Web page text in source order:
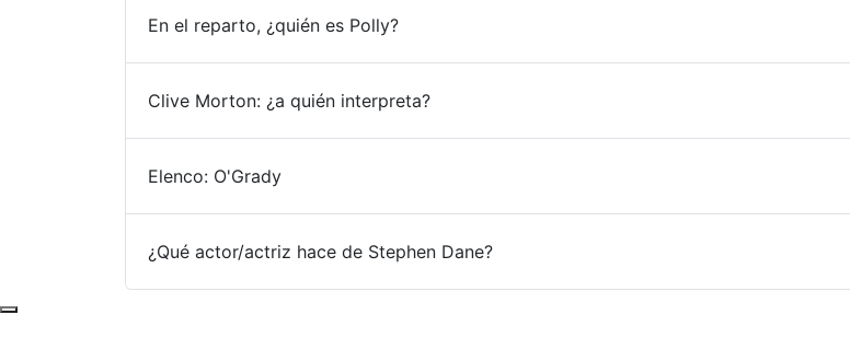
En el reparto, ¿quién es Polly?
Clive Morton: ¿a quién interpreta?
Elenco: O'Grady
¿Qué actor/actriz hace de Stephen Dane?